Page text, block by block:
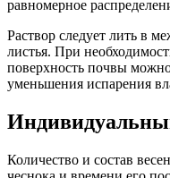
равномерное
Раствор следует лить в
листья. При
поверхность почвы
уменьшения испарения
Количество и состав